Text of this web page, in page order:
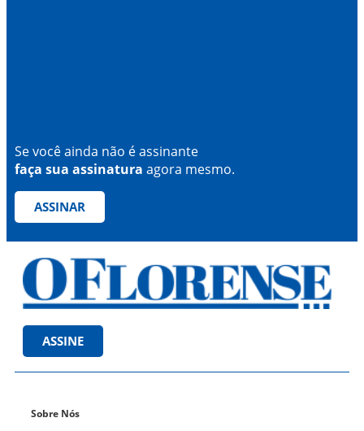
Se você ainda não é assinante
faça sua assinatura agora mesmo.
ASSINAR
ASSINE
Sobre Nós